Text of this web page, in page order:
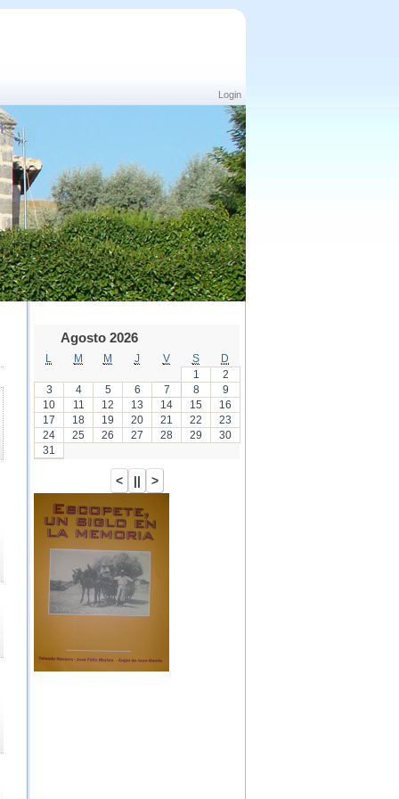
Login
Agosto 2026
M M J V S
D
1
2
3
4 5 6 7 8
9
10
11 12 13 14 15
16
17
18 19 20 21 22
23
24
25 26 27 28 29
30
31